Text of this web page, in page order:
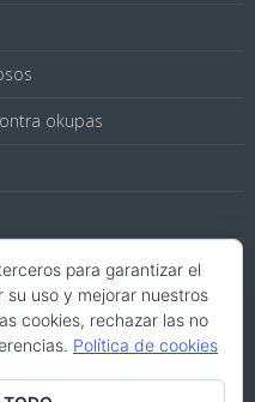
okupas
para garantizar el
uso y mejorar nuestros
cookies, rechazar las no
Política de cookies